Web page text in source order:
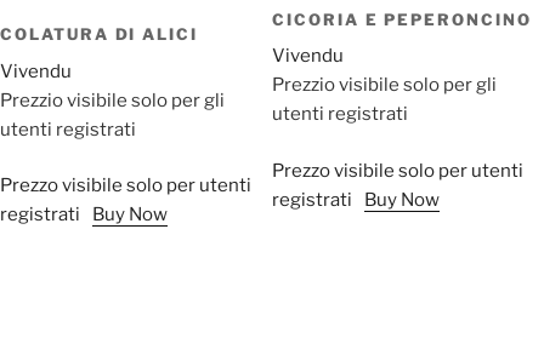
COLATURA DI ALICI
Vivendu
Prezzio visibile solo per gli
utenti registrati
Prezzo visibile solo per utenti
registrati
Buy Now
CICORIA E PEPERONCINO
Vivendu
Prezzio visibile solo per gli
utenti registrati
Prezzo visibile solo per utenti
registrati
Buy Now